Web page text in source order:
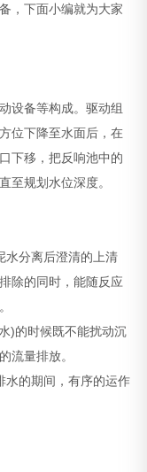
，下面小编就为大家
备等构成。驱动组
位下降至水面后，在
下移，把反响池中的
至规划水位深度。
分离后澄清的上清
除的同时，能随反应
的时候既不能扰动沉
流量排放。
的期间，有序的运作